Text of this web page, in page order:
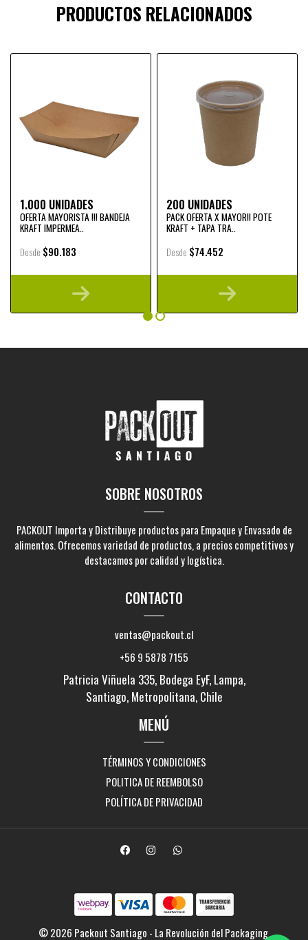
PRODUCTOS RELACIONADOS
1.000 UNIDADES
OFERTA MAYORISTA !!! BANDEJA
KRAFT IMPERMEA..
Desde $90.183
200 UNIDADES
PACK OFERTA X MAYOR!! POTE
KRAFT + TAPA TRA..
Desde $74.452
SOBRE NOSOTROS
PACKOUT Importa y Distribuye productos para Empaque y Envasado de
alimentos. Ofrecemos variedad de productos, a precios competitivos y
destacamos por calidad y logística.
CONTACTO
ventas@packout.cl
+56 9 5878 7155
Patricia Viñuela 335, Bodega EyF, Lampa,
Santiago, Metropolitana, Chile
MENÚ
TÉRMINOS Y CONDICIONES
POLITICA DE REEMBOLSO
POLÍTICA DE PRIVACIDAD
© 2026 Packout Santiago - La Revolución del Packaging.